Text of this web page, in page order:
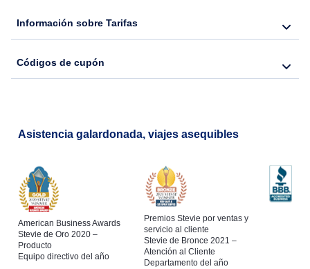
Información sobre Tarifas
Códigos de cupón
Asistencia galardonada, viajes asequibles
American Business Awards
Stevie de Oro 2020 –
Producto
Equipo directivo del año
Premios Stevie por ventas y
servicio al cliente
Stevie de Bronce 2021 –
Atención al Cliente
Departamento del año